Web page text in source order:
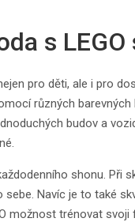
s
pro děti, ale i pro
různých
budov a
shonu. Při
Navíc je to také
možnost trénovat